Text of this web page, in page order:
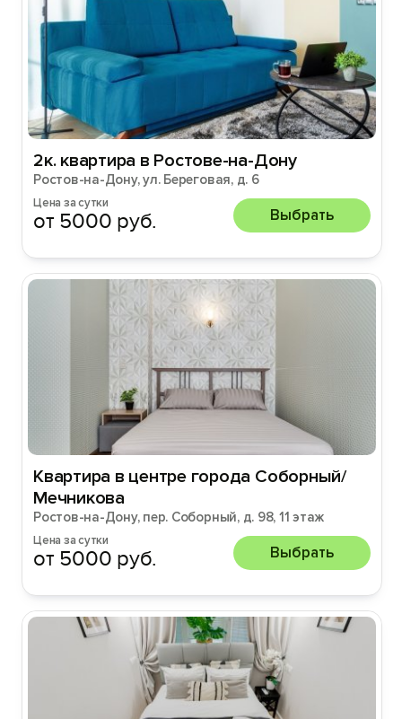
2к. квартира в Ростове-на-Дону
Ростов-на-Дону, ул. Береговая, д. 6
Цена за сутки
от 5000 руб. Выбрать
Квартира в центре города Соборный/
Мечникова
Ростов-на-Дону, пер. Соборный, д. 98, 11 этаж
Цена за сутки
от 5000 руб. Выбрать